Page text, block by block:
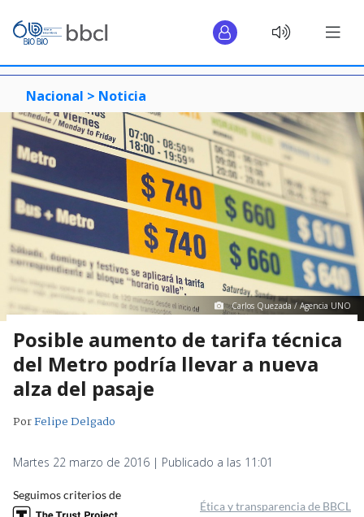
Nacional > Noticia
Carlos Quezada / Agencia UNO
Posible aumento de tarifa técnica
del Metro podría llevar a nueva
alza del pasaje
PorFelipe Delgado
Martes 22 marzo de 2016 | Publicado a las 11:01
Seguimos criterios de
Ética y transparencia de BBCL